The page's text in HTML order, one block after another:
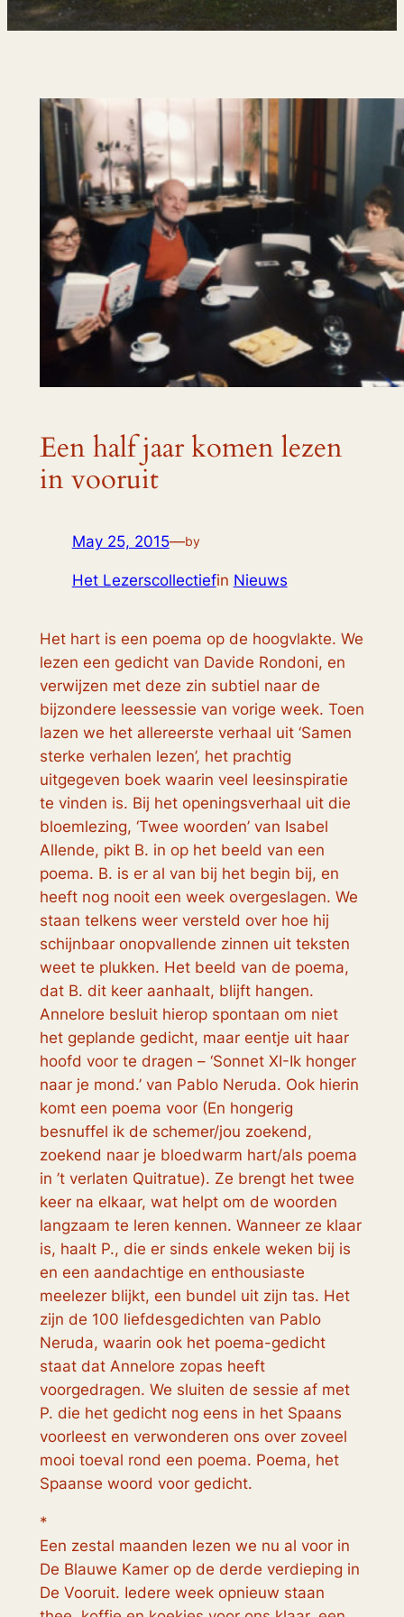
Een half jaar komen lezen
in vooruit
May 25, 2015—by
Het Lezerscollectiefin Nieuws
Het hart is een poema op de hoogvlakte. We
lezen een gedicht van Davide Rondoni, en
verwijzen met deze zin subtiel naar de
bijzondere leessessie van vorige week. Toen
lazen we het allereerste verhaal uit ‘Samen
sterke verhalen lezen’, het prachtig
uitgegeven boek waarin veel leesinspiratie
te vinden is. Bij het openingsverhaal uit die
bloemlezing, ‘Twee woorden’ van Isabel
Allende, pikt B. in op het beeld van een
poema. B. is er al van bij het begin bij, en
heeft nog nooit een week overgeslagen. We
staan telkens weer versteld over hoe hij
schijnbaar onopvallende zinnen uit teksten
weet te plukken. Het beeld van de poema,
dat B. dit keer aanhaalt, blijft hangen.
Annelore besluit hierop spontaan om niet
het geplande gedicht, maar eentje uit haar
hoofd voor te dragen – ‘Sonnet XI-Ik honger
naar je mond.’ van Pablo Neruda. Ook hierin
komt een poema voor (En hongerig
besnuffel ik de schemer/jou zoekend,
zoekend naar je bloedwarm hart/als poema
in ’t verlaten Quitratue). Ze brengt het twee
keer na elkaar, wat helpt om de woorden
langzaam te leren kennen. Wanneer ze klaar
is, haalt P., die er sinds enkele weken bij is
en een aandachtige en enthousiaste
meelezer blijkt, een bundel uit zijn tas. Het
zijn de 100 liefdesgedichten van Pablo
Neruda, waarin ook het poema-gedicht
staat dat Annelore zopas heeft
voorgedragen. We sluiten de sessie af met
P. die het gedicht nog eens in het Spaans
voorleest en verwonderen ons over zoveel
mooi toeval rond een poema. Poema, het
Spaanse woord voor gedicht.
*
Een zestal maanden lezen we nu al voor in
De Blauwe Kamer op de derde verdieping in
De Vooruit. Iedere week opnieuw staan